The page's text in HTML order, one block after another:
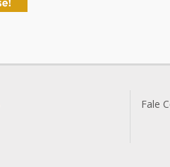
Fale